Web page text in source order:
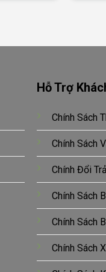
Hỗ Trợ
Chính Sách
Chính Sách
Chính Đổi Trả
Chính Sách
Chính Sách
Chính Sách